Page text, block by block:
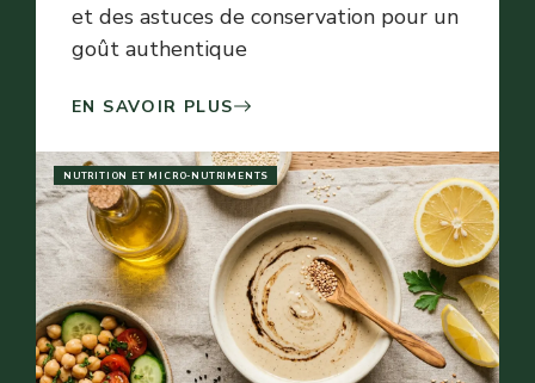
et des astuces de conservation pour un
goût authentique
EN SAVOIR PLUS
NUTRITION ET MICRO-NUTRIMENTS